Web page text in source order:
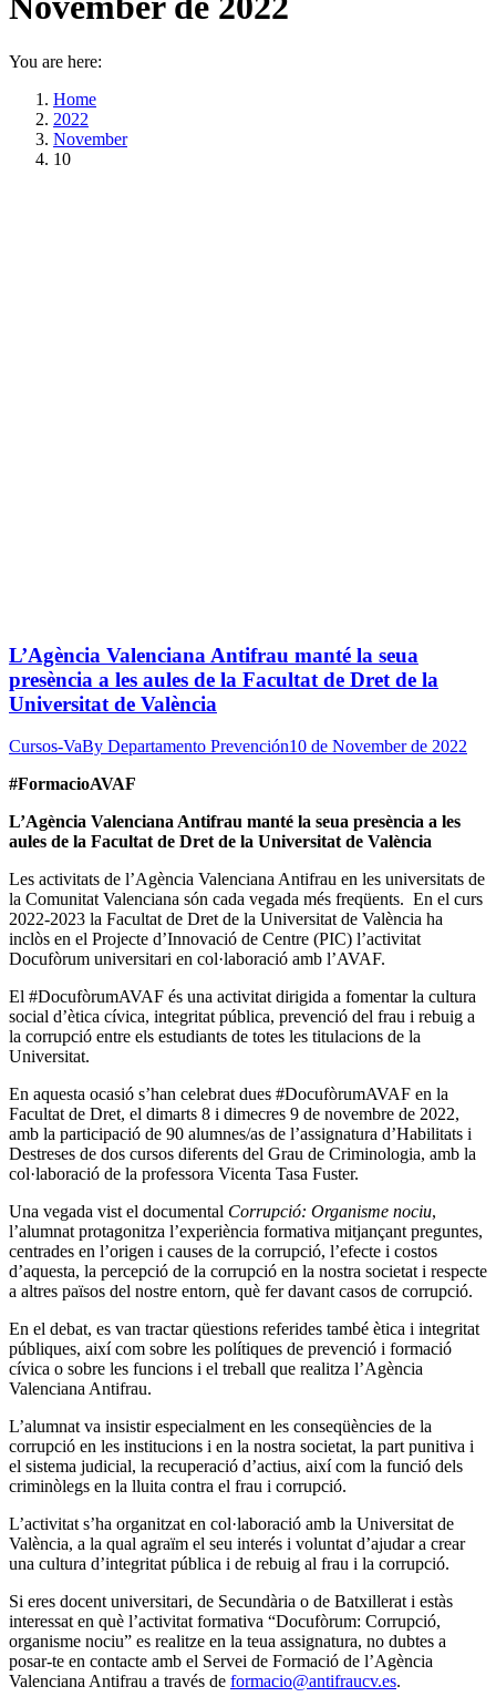
You are here:
Home
2022
November
10
L’Agència Valenciana Antifrau manté la seua
presència a les aules de la Facultat de Dret de la
Universitat de València
Cursos-VaBy Departamento Prevención10 de November de 2022
#FormacioAVAF
L’Agència Valenciana Antifrau manté la seua presència a les
aules de la Facultat de Dret de la Universitat de València
Les activitats de l’Agència Valenciana Antifrau en les universitats de
la Comunitat Valenciana són cada vegada més freqüents. En el curs
2022-2023 la Facultat de Dret de la Universitat de València ha
inclòs en el Projecte d’Innovació de Centre (PIC) l’activitat
Docufòrum universitari en col·laboració amb l’AVAF.
El #DocufòrumAVAF és una activitat dirigida a fomentar la cultura
social d’ètica cívica, integritat pública, prevenció del frau i rebuig a
la corrupció entre els estudiants de totes les titulacions de la
Universitat.
En aquesta ocasió s’han celebrat dues #DocufòrumAVAF en la
Facultat de Dret, el dimarts 8 i dimecres 9 de novembre de 2022,
amb la participació de 90 alumnes/as de l’assignatura d’Habilitats i
Destreses de dos cursos diferents del Grau de Criminologia, amb la
col·laboració de la professora Vicenta Tasa Fuster.
Una vegada vist el documental Corrupció: Organisme nociu,
l’alumnat protagonitza l’experiència formativa mitjançant preguntes,
centrades en l’origen i causes de la corrupció, l’efecte i costos
d’aquesta, la percepció de la corrupció en la nostra societat i respecte
a altres països del nostre entorn, què fer davant casos de corrupció.
En el debat, es van tractar qüestions referides també ètica i integritat
públiques, així com sobre les polítiques de prevenció i formació
cívica o sobre les funcions i el treball que realitza l’Agència
Valenciana Antifrau.
L’alumnat va insistir especialment en les conseqüències de la
corrupció en les institucions i en la nostra societat, la part punitiva i
el sistema judicial, la recuperació d’actius, així com la funció dels
criminòlegs en la lluita contra el frau i corrupció.
L’activitat s’ha organitzat en col·laboració amb la Universitat de
València, a la qual agraïm el seu interés i voluntat d’ajudar a crear
una cultura d’integritat pública i de rebuig al frau i la corrupció.
Si eres docent universitari, de Secundària o de Batxillerat i estàs
interessat en què l’activitat formativa “Docufòrum: Corrupció,
organisme nociu” es realitze en la teua assignatura, no dubtes a
posar-te en contacte amb el Servei de Formació de l’Agència
Valenciana Antifrau a través de formacio@antifraucv.es.